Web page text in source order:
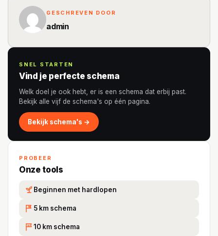
GESCHREVEN DOOR
admin
SNEL STARTEN
Vind je perfecte schema
Welk doel je ook hebt, er is een schema dat erbij past.
Bekijk alle vijf de schema's op één pagina.
Bekijk schema's →
PROBEER
Onze tools
Beginnen met hardlopen
5K 5 km schema
10 10 km schema